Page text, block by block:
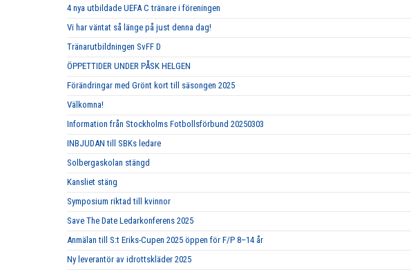
4 nya utbildade UEFA C tränare i föreningen
Vi har väntat så länge på just denna dag!
Tränarutbildningen SvFF D
ÖPPETTIDER UNDER PÅSK HELGEN
Förändringar med Grönt kort till säsongen 2025
Välkomna!
Information från Stockholms Fotbollsförbund 20250303
INBJUDAN till SBKs ledare
Solbergaskolan stängd
Kansliet stäng
Symposium riktad till kvinnor
Save The Date Ledarkonferens 2025
Anmälan till S:t Eriks-Cupen 2025 öppen för F/P 8–14 år
Ny leverantör av idrottskläder 2025